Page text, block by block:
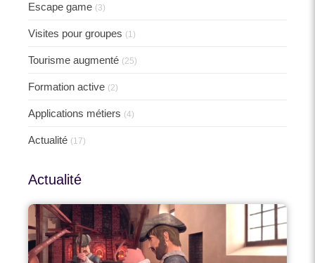
Escape game (3)
Visites pour groupes (1)
Tourisme augmenté (25)
Formation active (2)
Applications métiers (4)
Actualité (17)
Actualité